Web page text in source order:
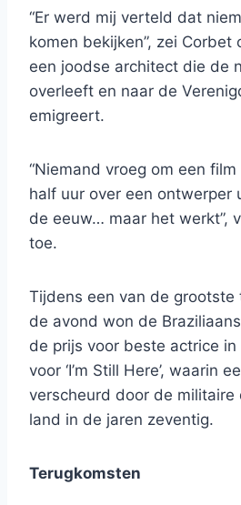
“Er werd mij verteld dat
komen bekijken”, zei Corbet
een joodse architect die de
overleeft en naar de
emigreert.
“Niemand vroeg om een
half uur over een ontwerper
de eeuw… maar het werkt”,
toe.
Tijdens een van de grootste
de avond won de
de prijs voor beste actrice
voor ‘I’m Still Here’, waarin
verscheurd door de
land in de jaren zeventig.
Terugkomsten